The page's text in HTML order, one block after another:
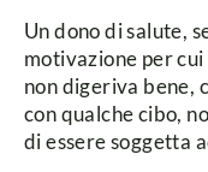
Un dono di salute,
motivazione per
non digeriva bene,
con qualche cibo,
di essere soggetta